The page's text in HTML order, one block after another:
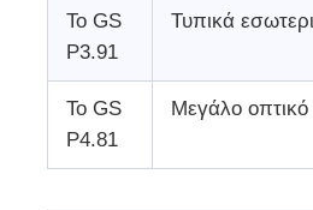
Το GS
P3.91
Τυπικά
Το GS
P4.81
Μεγάλο